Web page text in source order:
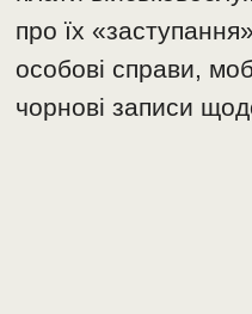
про їх
особові справи,
чорнові записи